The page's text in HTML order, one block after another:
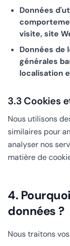
Données
visite, site
Données de
générales
localisation
3.3 Cookies
Nous utilisons
similaires pour
analyser nos
matière de
4.
données ?
Nous traitons